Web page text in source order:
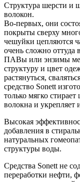
Структура шерсти и
волокон.
Во-первых, они
покрыты сверху
чешуйки цепляются
очень сложно оттуда
ПАВы или энзимы
структуру и цвет
растянуться,
средство Sonett
только мягко
волокна и укрепляет
Высокая
добавления в
натуральных
структуры воды.
Средства Sonett не
переработки нефти,